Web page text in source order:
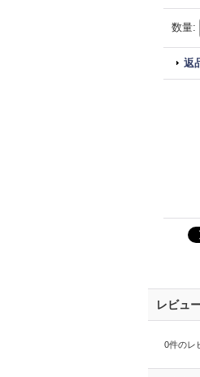
数量:
返
レビュ
0件のレ